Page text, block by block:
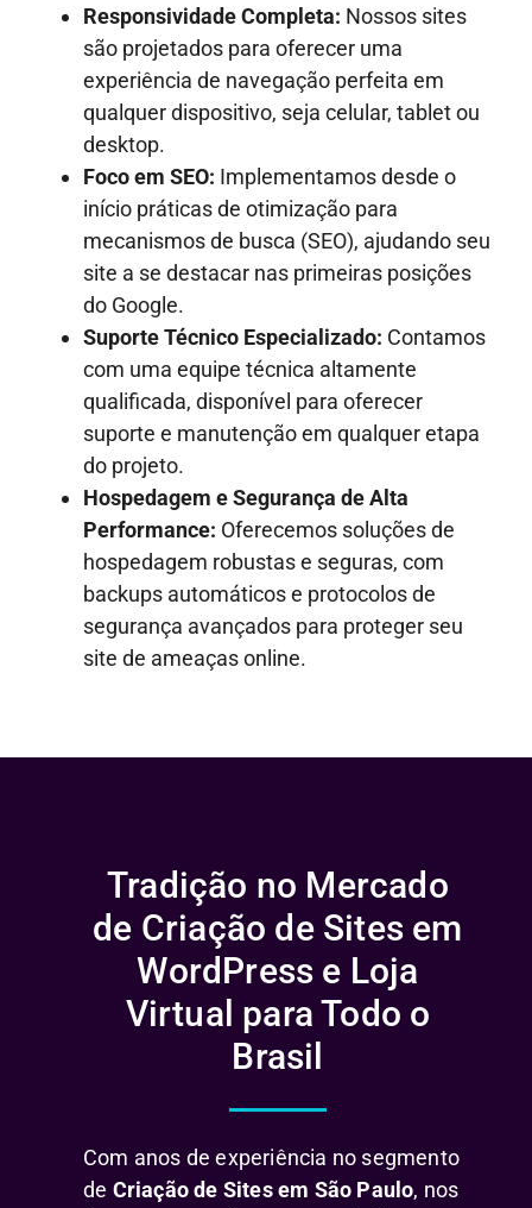
Responsividade Completa: Nossos sites
são projetados para oferecer uma
experiência de navegação perfeita em
qualquer dispositivo, seja celular, tablet ou
desktop.
Foco em SEO: Implementamos desde o
início práticas de otimização para
mecanismos de busca (SEO), ajudando seu
site a se destacar nas primeiras posições
do Google.
Suporte Técnico Especializado: Contamos
com uma equipe técnica altamente
qualificada, disponível para oferecer
suporte e manutenção em qualquer etapa
do projeto.
Hospedagem e Segurança de Alta
Performance: Oferecemos soluções de
hospedagem robustas e seguras, com
backups automáticos e protocolos de
segurança avançados para proteger seu
site de ameaças online.
Tradição no Mercado
de Criação de Sites em
WordPress e Loja
Virtual para Todo o
Brasil
Com anos de experiência no segmento
de Criação de Sites em São Paulo, nos